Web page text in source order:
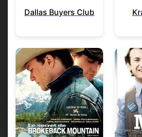
Dallas Buyers Club